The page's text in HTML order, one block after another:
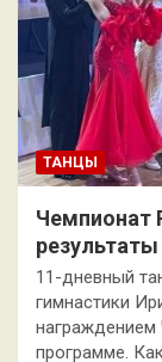
ТАНЦЫ
Чемпионат
результаты
11-дневный
гимнастики
награждением
программе.